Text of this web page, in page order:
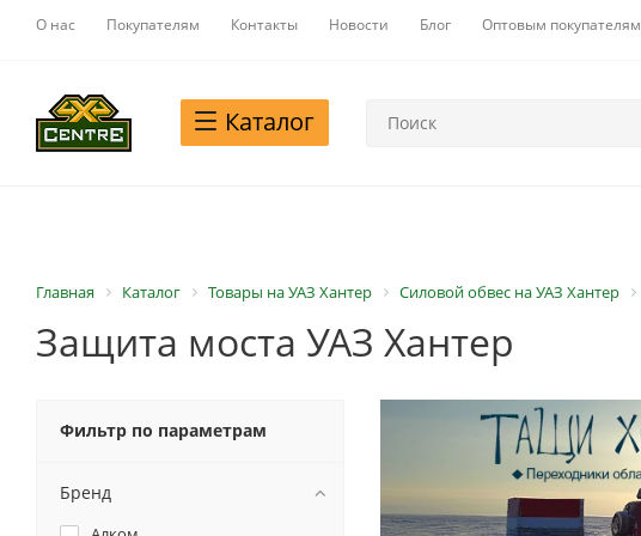
О нас Покупателям Контакты Новости Блог Оптовым покупателям
Каталог
Главная Каталог Товары на УАЗ Хантер Силовой обвес на УАЗ Хантер
Защита моста УАЗ Хантер
Фильтр по параметрам
Бренд